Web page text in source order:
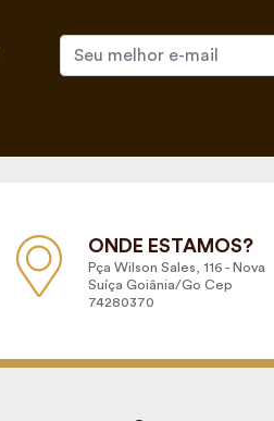
ONDE ESTAMOS?
Pça Wilson Sales, 116 - Nova
Suíça Goiânia/Go Cep
74280370